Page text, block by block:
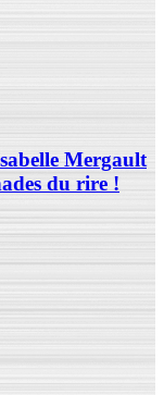
Mergault
du rire !